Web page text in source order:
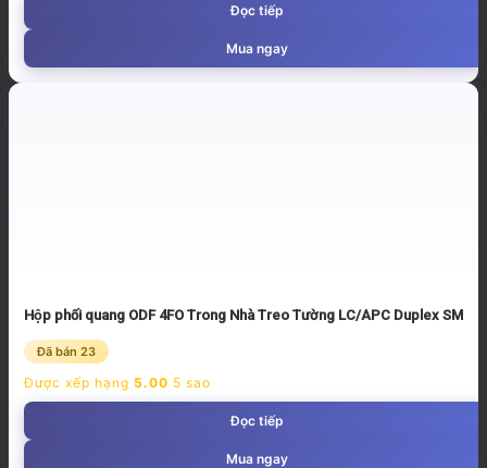
Đọc tiếp
Mua ngay
Hộp phối quang ODF 4FO Trong Nhà Treo Tường LC/APC Duplex SM
Đã bán 23
Được xếp hạng 5.00 5 sao
Đọc tiếp
Mua ngay